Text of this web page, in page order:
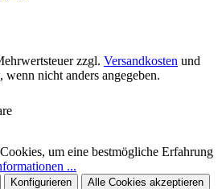
zzgl. Versandkosten und
nicht anders angegeben.
um eine bestmögliche Erfahrung
...
Konfigurieren Alle Cookies akzeptieren